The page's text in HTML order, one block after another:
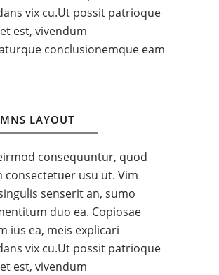
vix cu.Ut possit patrioque
est, vivendum
conclusionemque eam
LAYOUT
consequuntur, quod
consectetuer usu ut. Vim
senserit an, sumo
duo ea. Copiosae
ius ea, meis explicari
vix cu.Ut possit patrioque
est, vivendum